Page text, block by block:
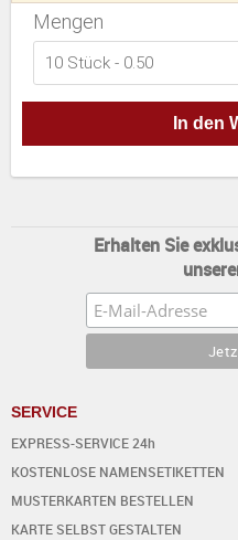
Mengen
10 Stück - 0.50
In den
Erhalten Sie
SERVICE
EXPRESS-SERVICE 24h
KOSTENLOSE NAMENSETIKETTEN
MUSTERKARTEN BESTELLEN
KARTE SELBST GESTALTEN